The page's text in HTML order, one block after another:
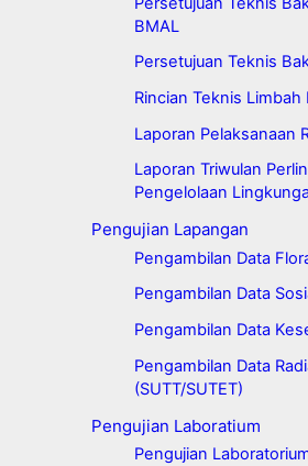
BMAL
Persetujuan Teknis
Rincian Teknis Limbah
Laporan Pelaksanaan
Laporan Triwulan
Pengelolaan
Pengujian Lapangan
Pengambilan Data
Pengambilan Data
Pengambilan Data
Pengambilan Data
(SUTT/SUTET)
Pengujian Laboratium
Pengujian